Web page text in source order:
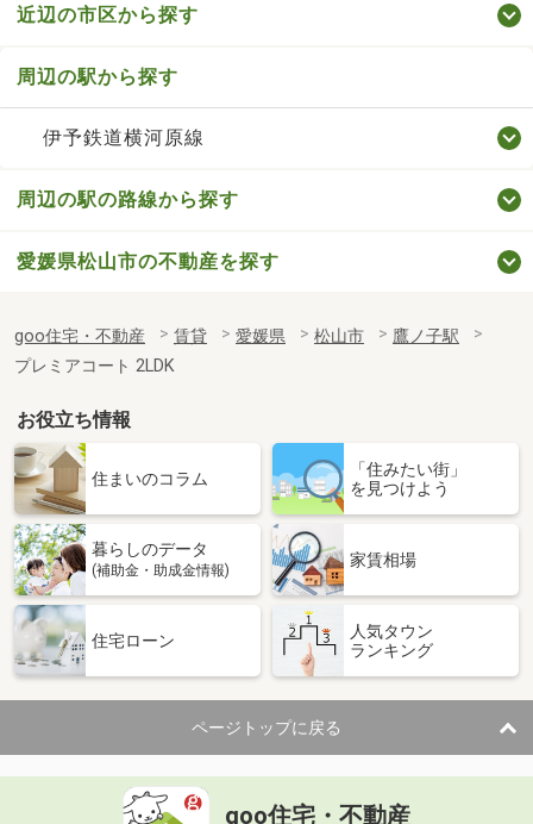
近辺の市区から探す
周辺の駅から探す
伊予鉄道横河原線
周辺の駅の路線から探す
愛媛県松山市の不動産を探す
goo住宅・不動産 賃貸 愛媛県 松山市
鷹ノ子駅
プレミアコート 2LDK
お役立ち情報
住まいのコラム
「住みたい街」
を見つけよう
暮らしのデータ
(補助金・助成金情報)
家賃相場
住宅ローン
人気タウン
ランキング
ページトップに戻る
goo住宅・不動産